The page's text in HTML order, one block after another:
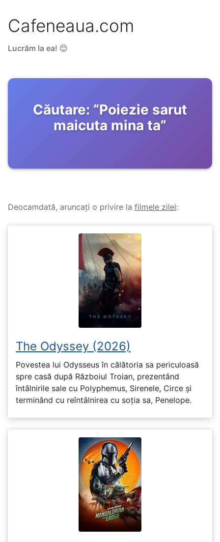
Cafeneaua.com
Lucrăm la ea! 😊
Căutare: “Poiezie sarut
maicuta mina ta”
Deocamdată, aruncați o privire la filmele zilei:
The Odyssey (2026)
Povestea lui Odysseus în călătoria sa periculoasă
spre casă după Războiul Troian, prezentând
întâlnirile sale cu Polyphemus, Sirenele, Circe și
terminând cu reîntâlnirea cu soția sa, Penelope.